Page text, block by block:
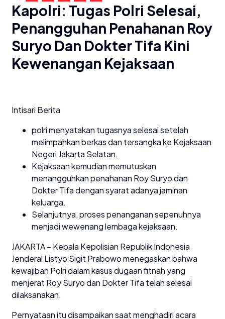
Kapolri: Tugas Polri Selesai,
Penangguhan Penahanan Roy
Suryo Dan Dokter Tifa Kini
Kewenangan Kejaksaan
Intisari Berita
polri menyatakan tugasnya selesai setelah
melimpahkan berkas dan tersangka ke Kejaksaan
Negeri Jakarta Selatan.
Kejaksaan kemudian memutuskan
menangguhkan penahanan Roy Suryo dan
Dokter Tifa dengan syarat adanya jaminan
keluarga.
Selanjutnya, proses penanganan sepenuhnya
menjadi wewenang lembaga kejaksaan.
JAKARTA – Kepala Kepolisian Republik Indonesia
Jenderal Listyo Sigit Prabowo menegaskan bahwa
kewajiban Polri dalam kasus dugaan fitnah yang
menjerat Roy Suryo dan Dokter Tifa telah selesai
dilaksanakan.
Pernyataan itu disampaikan saat menghadiri acara